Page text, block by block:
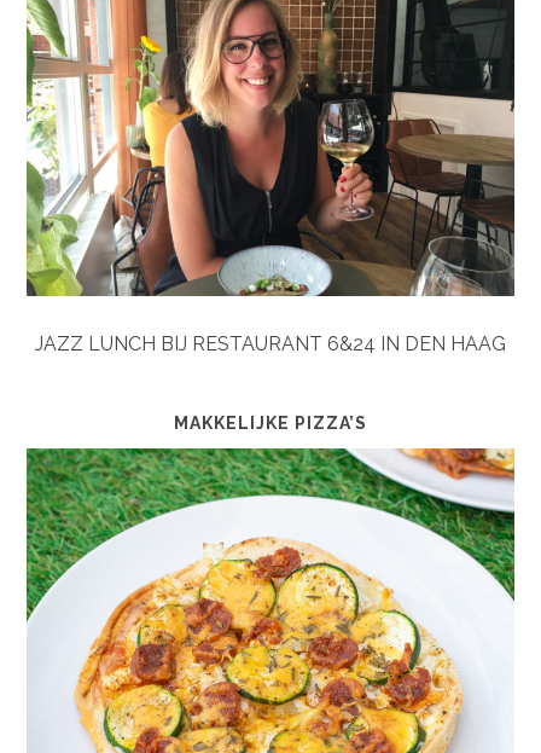
JAZZ LUNCH BIJ RESTAURANT 6&24 IN DEN HAAG
MAKKELIJKE PIZZA’S